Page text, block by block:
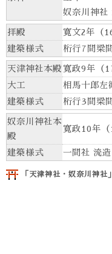
奴奈川神社
拝殿
寛文2年（
建築様式
桁行7間梁
天津神社本殿 寛政9年（
大工
相馬十郎左
建築様式
桁行3間梁
奴奈川神社本
殿
寛政10年（
建築様式 一間社 流
「天津神社・奴奈川神社